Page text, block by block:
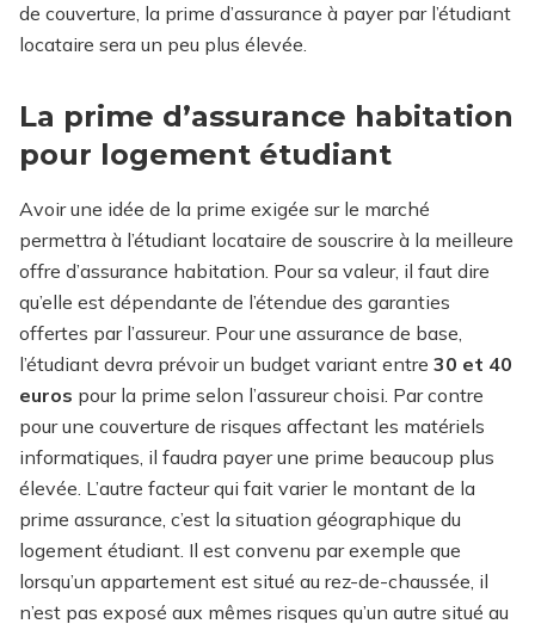
de couverture, la prime d’assurance à payer par l’étudiant
locataire sera un peu plus élevée.
La prime d’assurance habitation
pour logement étudiant
Avoir une idée de la prime exigée sur le marché
permettra à l’étudiant locataire de souscrire à la meilleure
offre d’assurance habitation. Pour sa valeur, il faut dire
qu’elle est dépendante de l’étendue des garanties
offertes par l’assureur. Pour une assurance de base,
l’étudiant devra prévoir un budget variant entre 30 et 40
euros pour la prime selon l’assureur choisi. Par contre
pour une couverture de risques affectant les matériels
informatiques, il faudra payer une prime beaucoup plus
élevée. L’autre facteur qui fait varier le montant de la
prime assurance, c’est la situation géographique du
logement étudiant. Il est convenu par exemple que
lorsqu’un appartement est situé au rez-de-chaussée, il
n’est pas exposé aux mêmes risques qu’un autre situé au